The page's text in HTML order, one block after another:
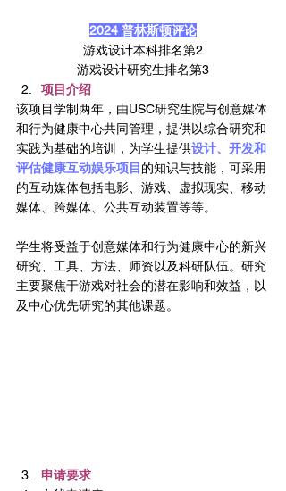
2024 普林斯顿评论
游戏设计本科排名第2
游戏设计研究生排名第3
项目介绍
该项目学制两年，由USC研究生院与创意媒体
和行为健康中心共同管理，提供以综合研究和
实践为基础的培训，为学生提供设计、开发和
评估健康互动娱乐项目 的知识与技能，可采用
的互动媒体包括电影、游戏、虚拟现实、移动
媒体、跨媒体、公共互动装置等等。
学生将受益于创意媒体和行为健康中心的新兴
研究、工具、方法、师资以及科研队伍。研究
主要聚焦于游戏对社会的潜在影响和效益，以
及中心优先研究的其他课题。
申请要求